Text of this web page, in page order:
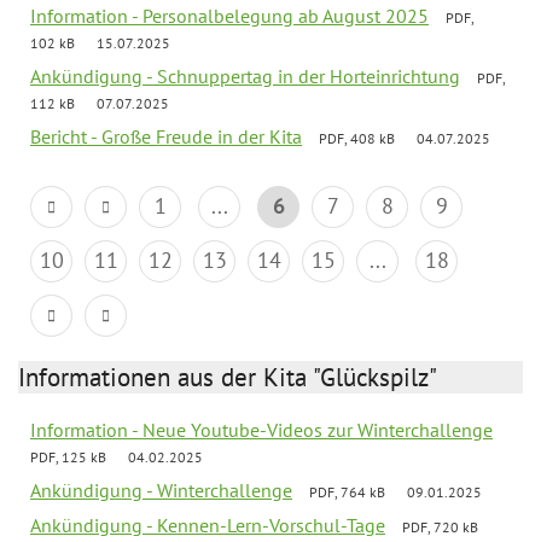
Information - Personalbelegung ab August 2025
PDF,
102 kB
15.07.2025
Ankündigung - Schnuppertag in der Horteinrichtung
PDF,
112 kB
07.07.2025
Bericht - Große Freude in der Kita PDF, 408 kB 04.07.2025
1 ... 6 7 8
9
10
11 12 13 14 15 ... 18
Informationen aus der Kita "Glückspilz"
Information - Neue Youtube-Videos zur Winterchallenge
PDF, 125 kB 04.02.2025
Ankündigung - Winterchallenge PDF, 764 kB 09.01.2025
Ankündigung - Kennen-Lern-Vorschul-Tage
PDF, 720 kB